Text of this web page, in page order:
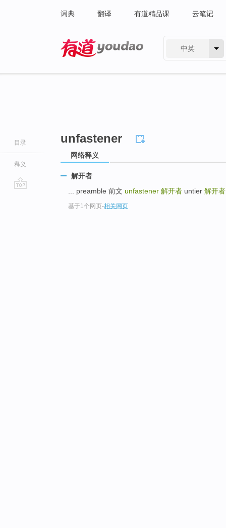
词典 翻译 有道精品课 云笔记
中英
目录
释义
unfastener
网络释义
解开者
... preamble 前文 unfastener 解开者 untier 解开者
基于1个网页-相关网页